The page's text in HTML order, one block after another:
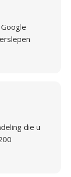
die u